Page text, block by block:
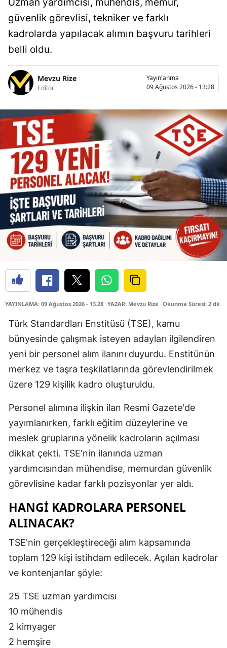
Uzman yardımcısı, mühendis, memur,
güvenlik görevlisi, tekniker ve farklı
kadrolarda yapılacak alımın başvuru tarihleri
belli oldu.
Mevzu Rize
Editör
Yayınlanma
09 Ağustos 2026 - 13:28
YAYINLAMA: 09 Ağustos 2026 - 13.28 YAZAR: Mevzu Rize Okunma Süresi: 2 dk
Türk Standardları Enstitüsü (TSE), kamu
bünyesinde çalışmak isteyen adayları ilgilendiren
yeni bir personel alım ilanını duyurdu. Enstitünün
merkez ve taşra teşkilatlarında görevlendirilmek
üzere 129 kişilik kadro oluşturuldu.
Personel alımına ilişkin ilan Resmi Gazete'de
yayımlanırken, farklı eğitim düzeylerine ve
meslek gruplarına yönelik kadroların açılması
dikkat çekti. TSE'nin ilanında uzman
yardımcısından mühendise, memurdan güvenlik
görevlisine kadar farklı pozisyonlar yer aldı.
HANGİ KADROLARA PERSONEL
ALINACAK?
TSE'nin gerçekleştireceği alım kapsamında
toplam 129 kişi istihdam edilecek. Açılan kadrolar
ve kontenjanlar şöyle:
25 TSE uzman yardımcısı
10 mühendis
2 kimyager
2 hemşire